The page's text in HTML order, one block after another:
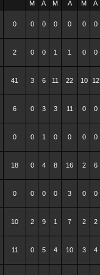
M
A M A M A
0 0 0 0 0 0 0
2 0 0 1 1 0 0
41 3 6 11 22 10 12
6 0 3 3 11 0 0
0 0 1 0 0 0 0
18 0 4 8 16 2 6
0 0 0 0 3 0 0
10 2 9 1 7 2 2
11 0 5 4 10 3 4